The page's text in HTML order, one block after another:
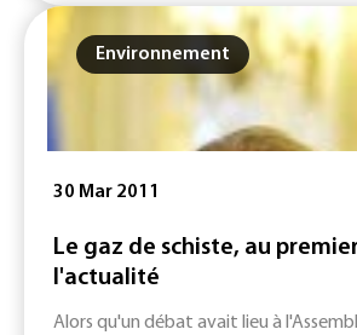
Environnement
30 Mar 2011
Le gaz de schiste, au
l'actualité
Alors qu'un débat avait lieu à